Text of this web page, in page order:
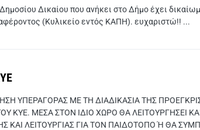
Δικαίου που ανήκει στο Δήμο έχει
(Κυλικείο εντός ΚΑΠΗ). ευχαριστώ!! ...
ΥΠΕΡΑΓΟΡΑΣ ΜΕ ΤΗ ΔΙΑΔΙΚΑΣΙΑ ΤΗΣ
ΚΥΕ. ΜΕΣΑ ΣΤΟΝ ΙΔΙΟ ΧΩΡΟ ΘΑ ΛΕΙΤΟΥΡΓΗΣΕΙ
ΚΑΙ ΛΕΙΤΟΥΡΓΙΑΣ ΓΙΑ ΤΟΝ ΠΑΙΔΟΤΟΠΟ Ή ΘΑ